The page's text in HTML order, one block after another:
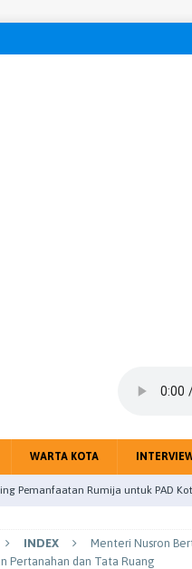
WARTA KOTA
Pemanfaatan Rumija untuk PAD
Paripurna Tentang Jawaban
INDEX
Menteri Nusron
Pertanahan dan Tata Ruang